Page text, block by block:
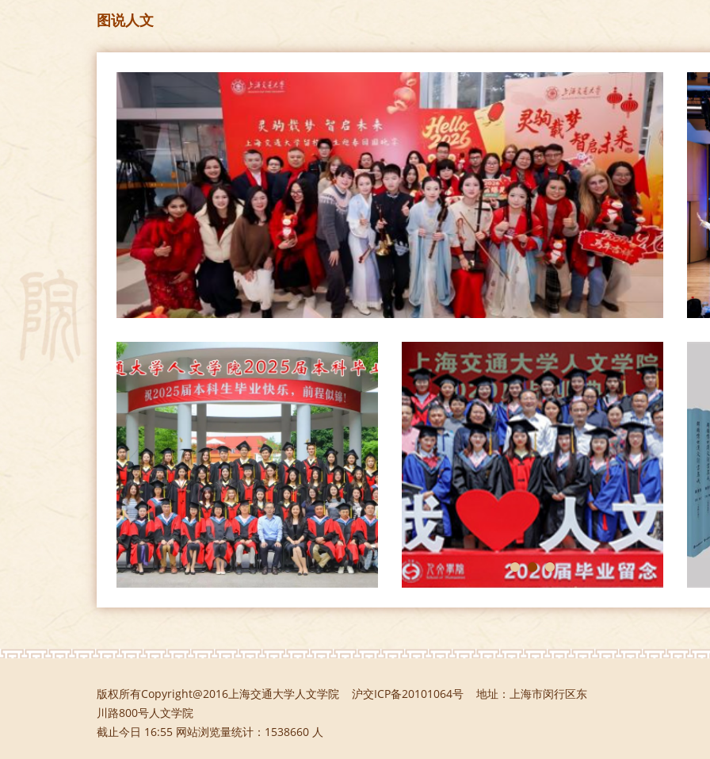
图说人文
3
版权所有Copyright@2016上海交通大学人文学院 沪交ICP备20101064号 地址：上海市闵行区东
川路800号人文学院
截止今日 16:55 网站浏览量统计：1538660 人